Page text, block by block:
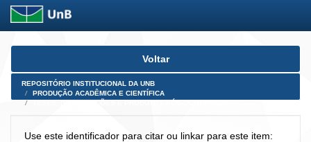
Skip
Voltar
REPOSITÓRIO INSTITUCIONAL DA UNB
PRODUÇÃO ACADÊMICA E CIENTÍFICA
Use este identificador para citar ou linkar para este item: